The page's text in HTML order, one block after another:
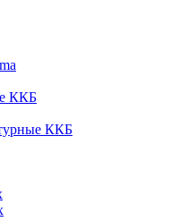
ККБ
ККБ